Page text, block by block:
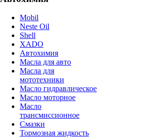
Mobil
Neste Oil
Shell
XADO
Автохимия
Масла для авто
Масла для
мототехники
Масло гидравлическое
Масло моторное
Масло
трансмиссионное
Смазки
Тормозная жидкость